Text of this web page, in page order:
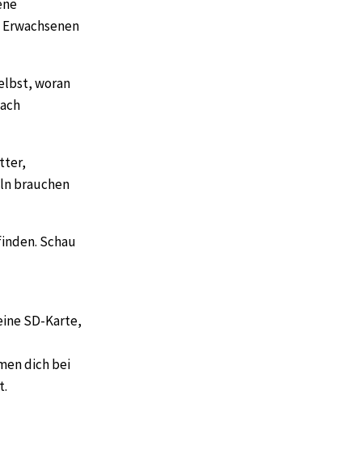
woran
brauchen
Schau
SD-Karte,
dich bei